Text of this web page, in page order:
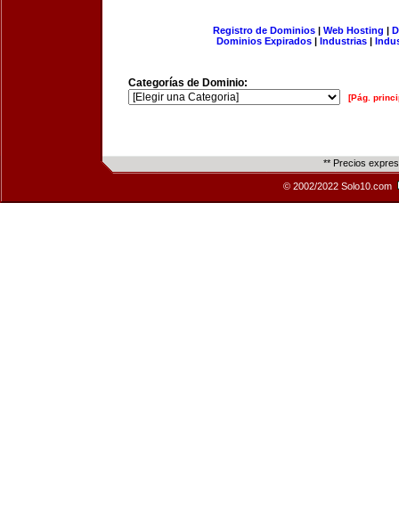
Registro de Dominios| Web Hosting |
Dominios Expirados | Industrias |
Categorías de Dominio:
[Pág.
** Precios
© 2002/2022 Solo10.com